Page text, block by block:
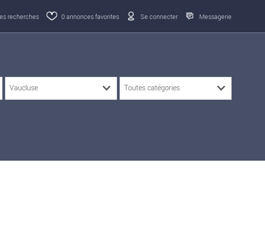
recherches 0annonces favorites Se connecter Messagerie